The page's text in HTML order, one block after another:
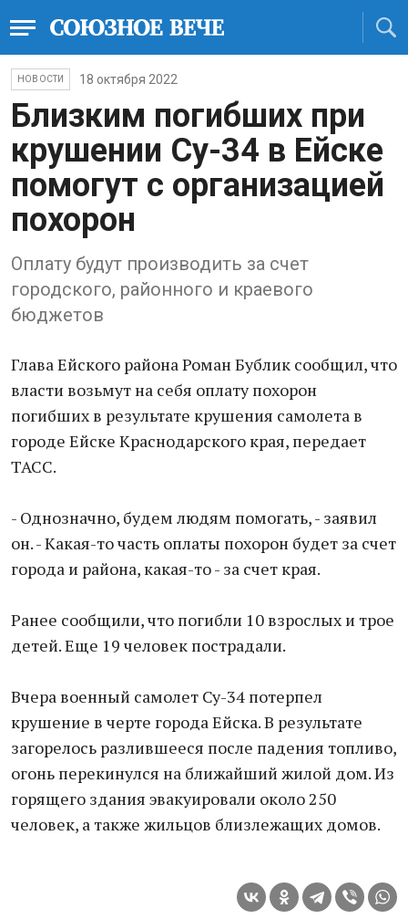
НОВОСТИ 18 октября 2022
Близким погибших при
крушении Су-34 в Ейске
помогут с организацией
похорон
Оплату будут производить за счет
городского, районного и краевого
бюджетов
Глава Ейского района Роман Бублик сообщил, что
власти возьмут на себя оплату похорон
погибших в результате крушения самолета в
городе Ейске Краснодарского края, передает
ТАСС.
- Однозначно, будем людям помогать, - заявил
он. - Какая-то часть оплаты похорон будет за счет
города и района, какая-то - за счет края.
Ранее сообщили, что погибли 10 взрослых и трое
детей. Еще 19 человек пострадали.
Вчера военный самолет Су-34 потерпел
крушение в черте города Ейска. В результате
загорелось разлившееся после падения топливо,
огонь перекинулся на ближайший жилой дом. Из
горящего здания эвакуировали около 250
человек, а также жильцов близлежащих домов.